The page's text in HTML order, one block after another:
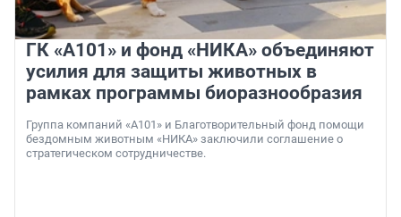
ГК «А101» и фонд «НИКА» объединяют
усилия для защиты животных в
рамках программы биоразнообразия
Группа компаний «А101» и Благотворительный фонд помощи
бездомным животным «НИКА» заключили соглашение о
стратегическом сотрудничестве.